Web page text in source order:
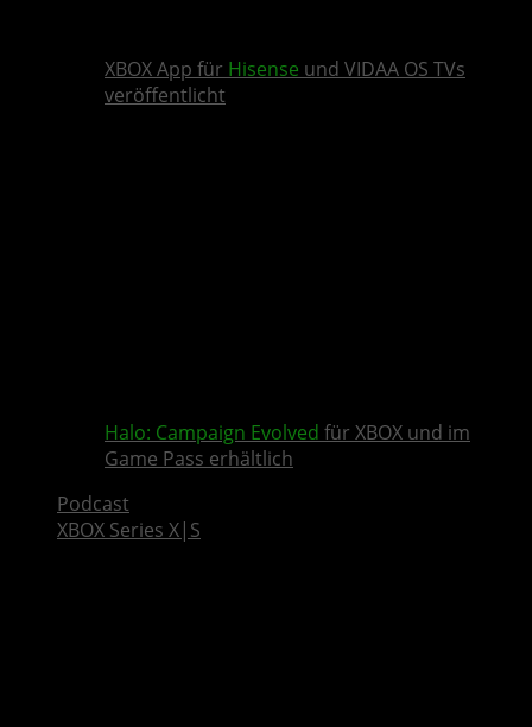
XBOX App für Hisense und VIDAA OS TVs
veröffentlicht
Halo: Campaign Evolved für XBOX und im
Game Pass erhältlich
Podcast
XBOX Series X|S